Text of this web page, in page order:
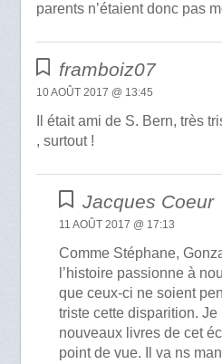
parents n’étaient donc pas
framboiz07
10 AOÛT 2017 @ 13:45
Il était ami de S. Bern, très
, surtout !
Jacques Coeur
11 AOÛT 2017 @ 17:13
Comme Stéphane,
l’histoire passionne à
que ceux-ci ne soient
triste cette disparition.
nouveaux livres de cet
point de vue. Il va ns